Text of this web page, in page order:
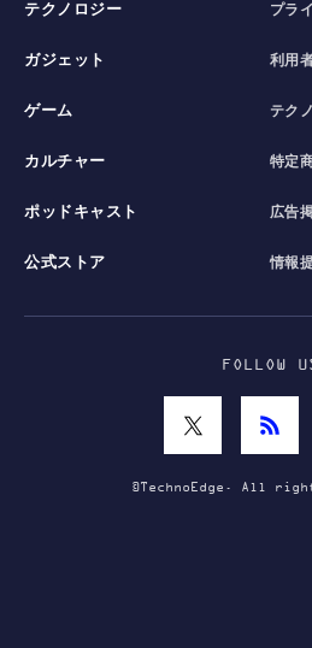
テクノロジー
ガジェット
ゲーム
カルチャー
ポッドキャスト
公式ストア
プラ
利用
テク
特定
広告
情報
FOLLOW
©TechnoEdge. All